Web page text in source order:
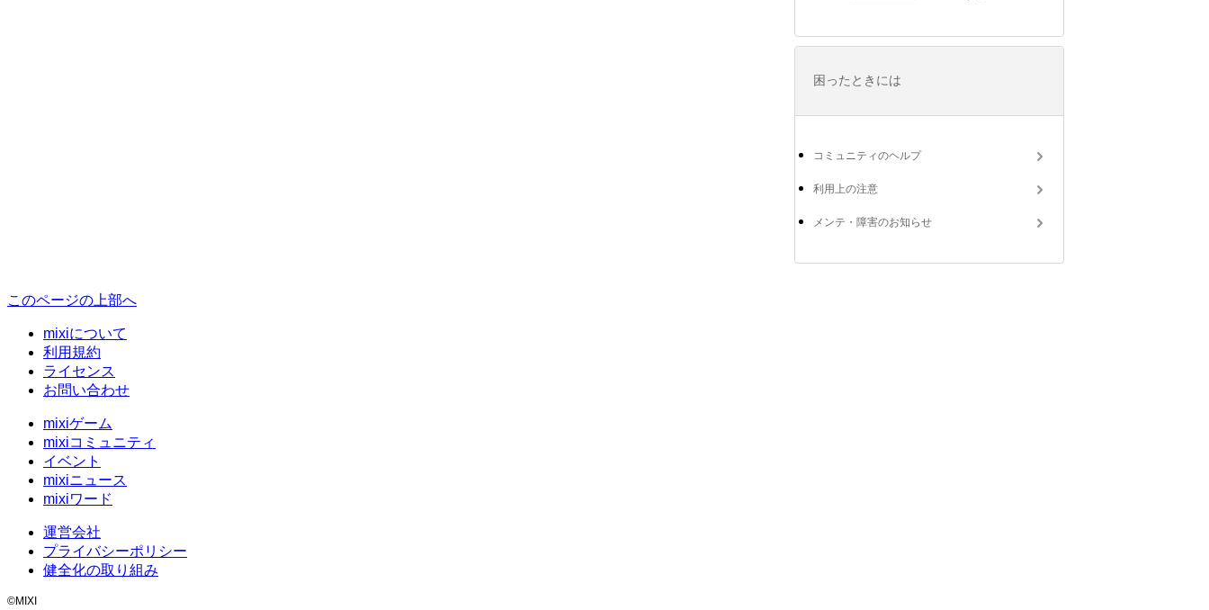
困ったときには
コミュニティのヘルプ
利用上の注意
メンテ・障害のお知らせ
このページの上部へ
mixiについて
利用規約
ライセンス
お問い合わせ
mixiゲーム
mixiコミュニティ
イベント
mixiニュース
mixiワード
運営会社
プライバシーポリシー
健全化の取り組み
©MIXI